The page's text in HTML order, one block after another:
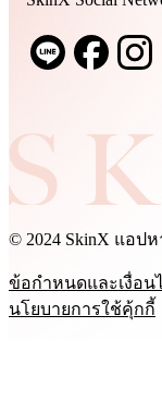
© 2024 SkinX แอป
ข้อกำหนดและเงื่อน
นโยบายการใช้คุ้กกี้